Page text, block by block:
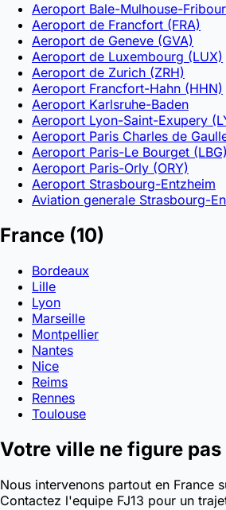
Aeroport Bale-Mulhouse-
Aeroport de Francfort (FRA)
Aeroport de Geneve (GVA)
Aeroport de Luxembourg (LUX)
Aeroport de Zurich (ZRH)
Aeroport Francfort-Hahn (HHN)
Aeroport Karlsruhe-Baden
Aeroport Lyon-Saint-Exupery
Aeroport Paris Charles de
Aeroport Paris-Le Bourget (LBG)
Aeroport Paris-Orly (ORY)
Aeroport Strasbourg-Entzheim
Aviation generale Strasbourg-
France (10)
Bordeaux
Lille
Lyon
Marseille
Montpellier
Nantes
Nice
Reims
Rennes
Toulouse
Votre ville ne figure pas
Nous intervenons partout en France
Contactez l'equipe FJ13 pour un